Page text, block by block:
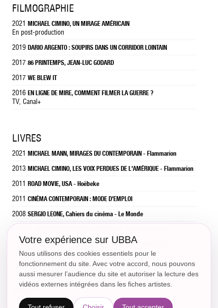
FILMOGRAPHIE
2021 MICHAEL CIMINO, UN MIRAGE AMÉRICAIN
En post-production
2019 DARIO ARGENTO : SOUPIRS DANS UN CORRIDOR LOINTAIN
2017 86 PRINTEMPS, JEAN-LUC GODARD
2017 WE BLEW IT
2016 EN LIGNE DE MIRE, COMMENT FILMER LA GUERRE ?
TV, Canal+
LIVRES
2021 MICHAEL MANN, MIRAGES DU CONTEMPORAIN - Flammarion
2013 MICHAEL CIMINO, LES VOIX PERDUES DE L'AMÉRIQUE - Flammarion
2011 ROAD MOVIE, USA - Hoëbeke
2011 CINÉMA CONTEMPORAIN : MODE D'EMPLOI
2008 SERGIO LEONE, Cahiers du cinéma - Le Monde
2006
200326 SECONDES : L'AMÉRIQUE ÉCLABIUSSÉE. L'ASSASSINAT DE JFK ET
LE CINÉMA AMÉRICAIN, Rouge profond
2002DARIO ARGENTO, MAGICIEN DE LA PEUR, Cahiers du cinéma
1998MYTHES ET MASQUES : LES FANTÔMES DE JOHN CARPENTER -
Votre expérience sur UBBA
Nous utilisons des cookies essentiels pour le
fonctionnement du site. Avec votre accord, nous pouvons
aussi mesurer l’audience du site et autoriser la lecture des
vidéos externes intégrées dans les fiches artistes.